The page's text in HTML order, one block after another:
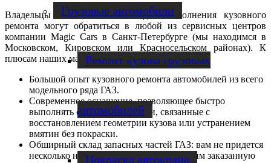
Грузовые автомобили
Ремонт кузова грузовых
автомобилей
Покраска автокрана
Владельцы автомобилей ГАЗ для выполнения кузовного
ремонта могут обратиться в любой из сервисных центров
компании Magic Cars в Санкт-Петербурге (мы находимся в
Московском, Кировском или Красносельском районах). К
плюсам наших мастерских можно отнести:
Большой опыт кузовного ремонта автомобилей из всего
модельного ряда ГАЗ.
Современное оснащение, позволяющее быстро
выполнять сложные операции, связанные с
восстановлением геометрии кузова или устранением
вмятин без покраски.
Обширный склад запасных частей ГАЗ: вам не придется
несколько недель ждать, пока мы получим заказанную